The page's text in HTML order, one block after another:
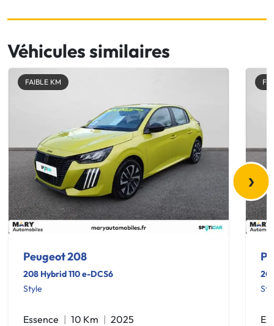
Véhicules similaires
FAIBLE KM
Peugeot 208
208 Hybrid 110 e-DCS6
Style
Essence 10 Km
2025
›